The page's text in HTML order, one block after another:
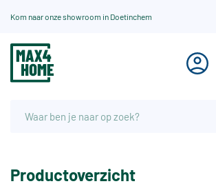
Kom naar onze showroom in Doetinchem
Productoverzicht